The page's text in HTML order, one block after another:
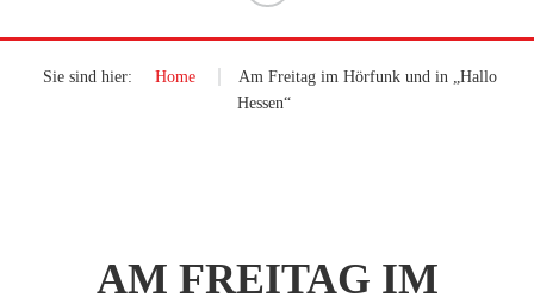
Sie sind hier: Home
Am Freitag im Hörfunk und in „Hallo
Hessen“
AM FREITAG IM